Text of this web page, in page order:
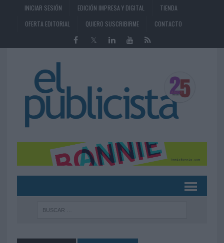
INICIAR SESIÓN EDICIÓN IMPRESA Y DIGITAL
TIENDA
OFERTA EDITORIAL
QUIERO SUSCRIBIRME CONTACTO